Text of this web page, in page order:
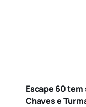
Escape 60
Chaves e